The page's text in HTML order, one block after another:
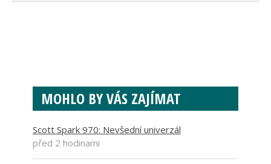
MOHLO BY VÁS ZAJÍMAT
Scott Spark 970: Nevšední univerzál
před 2 hodinami